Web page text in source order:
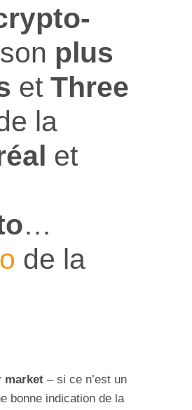
plus
et Three
la
et
…
de la
market – si ce n’est un
bonne indication de la